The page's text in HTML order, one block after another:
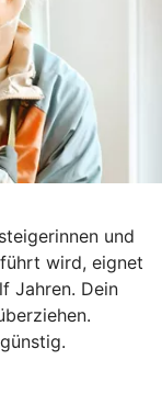
und
wird, eignet
Jahren. Dein